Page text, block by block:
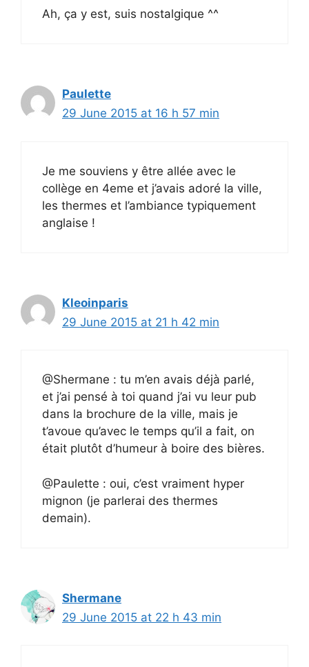
Ah, ça y est, suis nostalgique ^^
Paulette
29 June 2015 at 16 h 57 min
Je me souviens y être allée avec le
collège en 4eme et j’avais adoré la ville,
les thermes et l’ambiance typiquement
anglaise !
Kleoinparis
29 June 2015 at 21 h 42 min
@Shermane : tu m’en avais déjà parlé,
et j’ai pensé à toi quand j’ai vu leur pub
dans la brochure de la ville, mais je
t’avoue qu’avec le temps qu’il a fait, on
était plutôt d’humeur à boire des bières.
@Paulette : oui, c’est vraiment hyper
mignon (je parlerai des thermes
demain).
Shermane
29 June 2015 at 22 h 43 min